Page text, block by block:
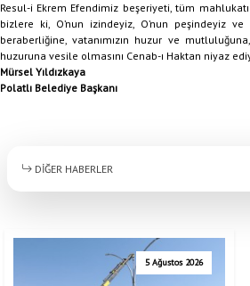
Resul-i Ekrem Efendimiz beşeriyeti, tüm
bizlere ki, O’nun izindeyiz, O’nun peşindeyiz
beraberliğine, vatanımızın huzur ve
huzuruna vesile olmasını Cenab-ı Haktan niyaz
Mürsel Yıldızkaya
Polatlı Belediye Başkanı
DİĞER HABERLER
5 Ağustos 2026